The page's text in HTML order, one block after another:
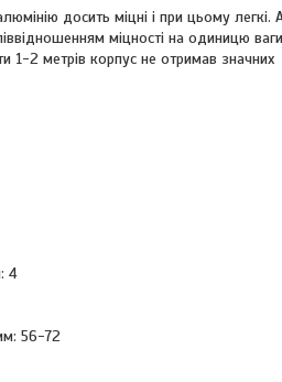
досить міцні і при цьому
міцності на одиницю
1-2 метрів корпус не отримав
4
56-72